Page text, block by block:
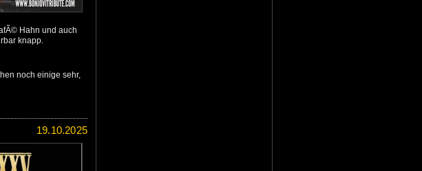
Hahn und auch
knapp.
noch einige sehr,
19.10.2025